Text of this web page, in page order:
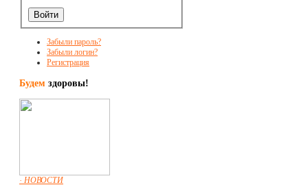
Забыли пароль?
Забыли логин?
Регистрация
Будем здоровы!
· НОВОСТИ